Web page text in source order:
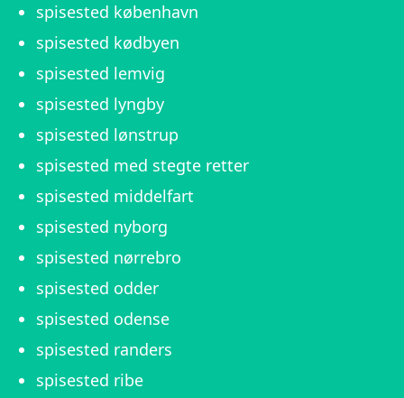
spisested københavn
spisested kødbyen
spisested lemvig
spisested lyngby
spisested lønstrup
spisested med stegte retter
spisested middelfart
spisested nyborg
spisested nørrebro
spisested odder
spisested odense
spisested randers
spisested ribe